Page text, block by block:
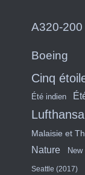
A320-200
Boeing
Cinq
Été indien
Lufthansa
Malaisie et
Nature
Seattle (2017)